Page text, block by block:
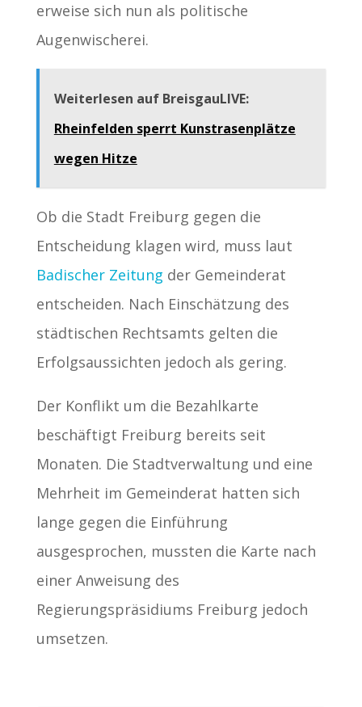
erweise sich nun als politische
Augenwischerei.
Weiterlesen auf BreisgauLIVE:
Rheinfelden sperrt Kunstrasenplätze
wegen Hitze
Ob die Stadt Freiburg gegen die
Entscheidung klagen wird, muss laut
Badischer Zeitung der Gemeinderat
entscheiden. Nach Einschätzung des
städtischen Rechtsamts gelten die
Erfolgsaussichten jedoch als gering.
Der Konflikt um die Bezahlkarte
beschäftigt Freiburg bereits seit
Monaten. Die Stadtverwaltung und eine
Mehrheit im Gemeinderat hatten sich
lange gegen die Einführung
ausgesprochen, mussten die Karte nach
einer Anweisung des
Regierungspräsidiums Freiburg jedoch
umsetzen.